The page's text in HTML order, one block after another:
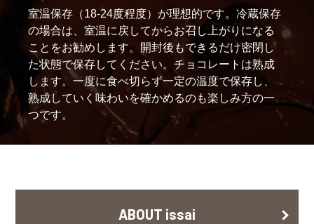
室温保存（18-24度程度）が理想的です。冷蔵保存
の場合は、室温に戻してからお召し上がりになる
ことをお勧めします。開封後もできるだけ密閉し
た状態で保存してください。チョコレートは熟成
します。一度に食べ切らず一定の温度で保存し、
熟成していく味わいを確かめるのも楽しみ方の一
つです。
ABOUT issai